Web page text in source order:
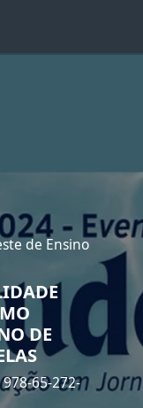
de Ensino
DE
978-65-272-